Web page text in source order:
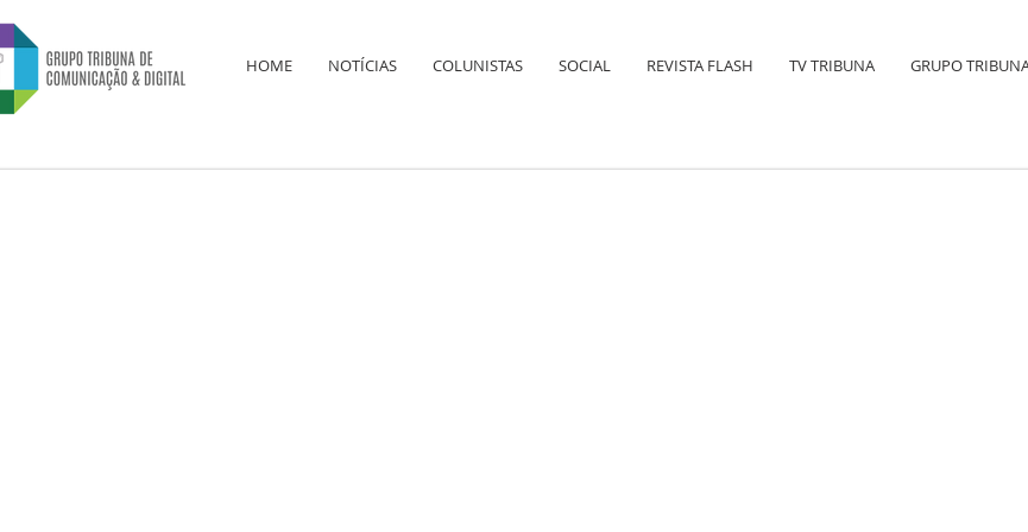
HOME NOTÍCIAS COLUNISTAS SOCIAL REVISTA FLASH TV TRIBUNA GRUPO